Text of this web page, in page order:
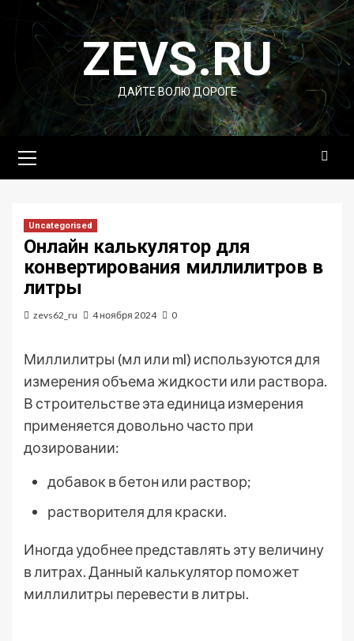
Перейти
содержимомуZEVS.RU
ДАЙТЕ ВОЛЮ ДОРОГЕ
меню
Uncategorised
Онлайн калькулятор для
конвертирования миллилитров в
литры
zevs62_ru 4 ноября 2024 0
Миллилитры (мл или ml) используются для
измерения объема жидкости или раствора.
В строительстве эта единица измерения
применяется довольно часто при
дозировании:
добавок в бетон или раствор;
растворителя для краски.
Иногда удобнее представлять эту величину
в литрах. Данный калькулятор поможет
миллилитры перевести в литры.